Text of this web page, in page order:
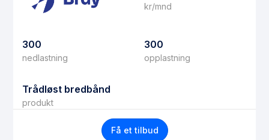
kr/mnd
300
nedlastning
300
opplastning
Trådløst bredbånd
produkt
Få et tilbud